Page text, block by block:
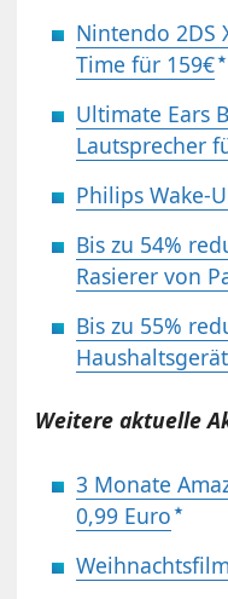
Nintendo 2DS
Time für 159€
Ultimate Ears
Lautsprecher
Philips Wake-
Bis zu 54%
Rasierer von
Bis zu 55%
Weitere aktuelle
3 Monate
0,99 Euro